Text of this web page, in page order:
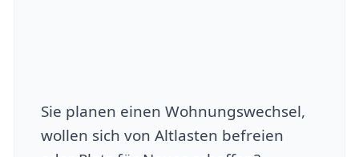
Sie planen einen Wohnungswechsel,
wollen sich von Altlasten befreien